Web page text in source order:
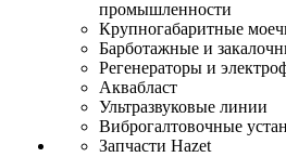
промышленности
Крупногабаритные
Барботажные и
Регенераторы и
Аквабласт
Ультразвуковые линии
Виброгалтовочные
Запчасти Hazet